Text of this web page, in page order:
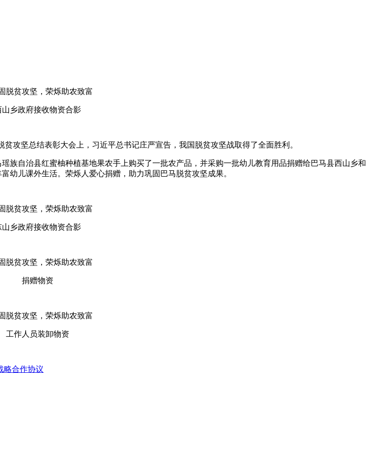
山乡政府接收物资合影
攻坚总结表彰大会上，习近平总书记庄严宣告，我国脱贫攻坚战取得了全面胜利。
族自治县红蜜柚种植基地果农手上购买了一批农产品，并采购一批幼儿教育用品捐赠给巴马县西山乡和
幼儿课外生活。荣烁人爱心捐赠，助力巩固巴马脱贫攻坚成果。
山乡政府接收物资合影
捐赠物资
工作人员装卸物资
略合作协议